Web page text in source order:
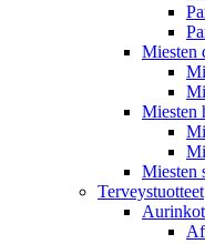
Miesten
Miesten
Miesten
Terveystuotteet